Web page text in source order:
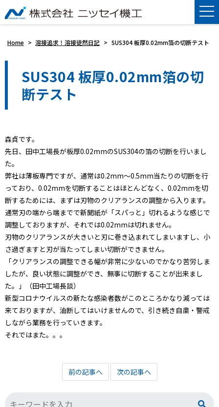
Home > 溶接追求！溶接徒然日記 > SUS304 板厚0.02mm箔の切断テスト
SUS304 板厚0.02mm箔の切
断テスト
森貞です。
先日、田中工場長が板厚0.02mmのSUS304の箔の切断を行いまし
た。
弊社は薄板専門ですが、通常は0.2mm～0.5mm当たりの切断を行
っており、0.02mmを切断することはほとんどなく、0.02mmを切
断するためには、まずは刃物のクリアランスの調整から入ります。
通常刃の端から端までで新聞紙が「スパっと」切れるような感じで
調整しておりますが、それでは0.02mmは切れません。
刃物のクリアランスが大きいと刃に巻き込まれてしまいますし、小
さ過ぎますと刃が当たってしまい切断ができません。
「クリアランスの調整できる幅が非常に少ないのでかなり苦労しま
したが、良い状態に調整ができ、無事に切断することが出来まし
た。」（田中工場長談）
新型コロナウイルスの新たな感染者数がこのところかなり減っては
来ておりますが、油断してはいけませんので、引き続き自粛・警戒
しながら業務を行っていきます。
それではまた。。。
前の記事へ 次の記事へ